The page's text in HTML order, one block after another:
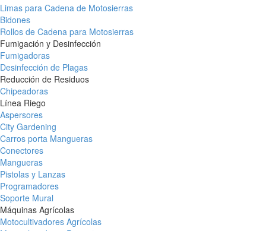
Limas para Cadena de Motosierras
Bidones
Rollos de Cadena para Motosierras
Fumigación y Desinfección
Fumigadoras
Desinfección de Plagas
Reducción de Residuos
Chipeadoras
Línea Riego
Aspersores
City Gardening
Carros porta Mangueras
Conectores
Mangueras
Pistolas y Lanzas
Programadores
Soporte Mural
Máquinas Agrícolas
Motocultivadores Agrícolas